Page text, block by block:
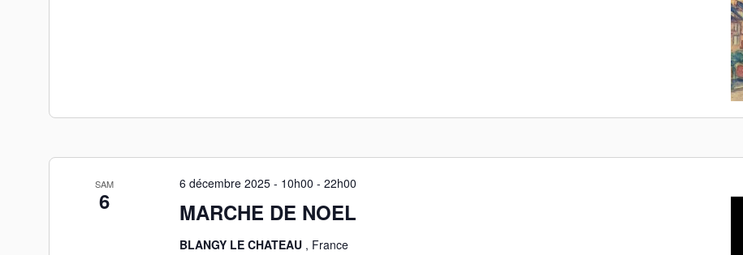
SAM
6 MARCHE DE NOEL
6 décembre 2025 - 10h00 - 22h00
BLANGY LE CHATEAU , France